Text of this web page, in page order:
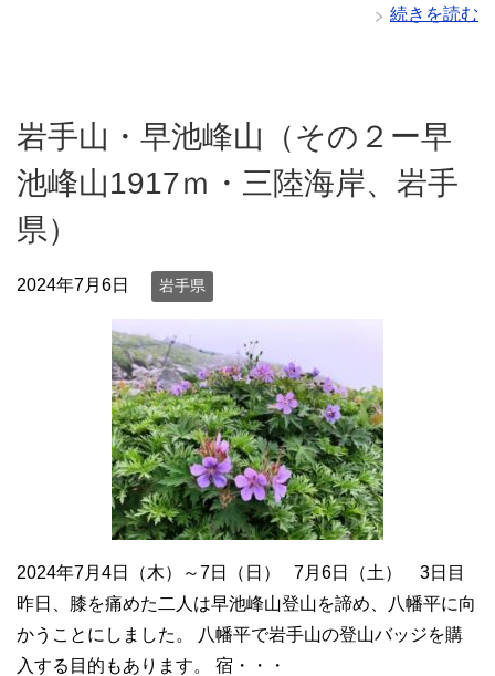
続きを読む
岩手山・早池峰山（その２ー早
池峰山1917ｍ・三陸海岸、岩手
県）
2024年7月6日 岩手県
2024年7月4日（木）～7日（日） 7月6日（土） 3日目
昨日、膝を痛めた二人は早池峰山登山を諦め、八幡平に向
かうことにしました。 八幡平で岩手山の登山バッジを購
入する目的もあります。 宿・・・